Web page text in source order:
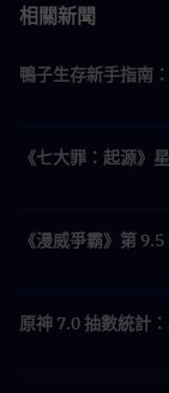
相關新聞
鴨子生存新手指南
《七大罪：起源》
《漫威爭霸》第
原神 7.0 抽數統計